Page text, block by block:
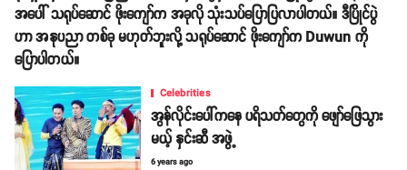
အပေါ် သရုပ်ဆောင် ဖိုးကျော်က အခုလို သုံးသပ်ပြောပြလာပါတယ်။ ဒီပြိုင်ပွဲ
ဟာ အနုပညာ တစ်ခု မဟုတ်ဘူးလို့ သရုပ်ဆောင် ဖိုးကျော်က Duwun ကို
ပြောပါတယ်။
Celebrities
အွန်လိုင်းပေါ်ကနေ ပရိသတ်တွေကို ဖျော်ဖြေသွား
မယ့် နှင်းဆီ အဖွဲ့
6 years ago